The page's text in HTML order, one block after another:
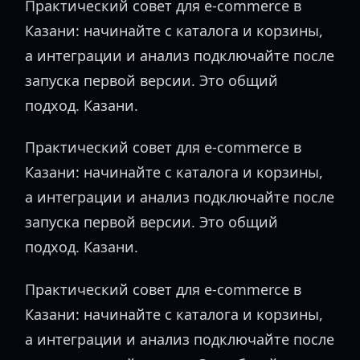
Практический совет для e-commerce в
Казани: начинайте с каталога и корзины,
а интеграции и анализ подключайте после
запуска первой версии. Это общий
подход. Казани.
Практический совет для e-commerce в
Казани: начинайте с каталога и корзины,
а интеграции и анализ подключайте после
запуска первой версии. Это общий
подход. Казани.
Практический совет для e-commerce в
Казани: начинайте с каталога и корзины,
а интеграции и анализ подключайте после